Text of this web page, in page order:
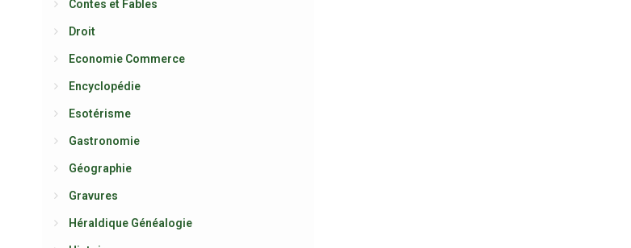
Contes et Fables
Droit
Economie Commerce
Encyclopédie
Esotérisme
Gastronomie
Géographie
Gravures
Héraldique Généalogie